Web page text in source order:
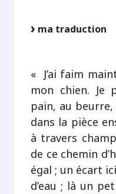
ma traduction
« J’ai faim
mon chien. Je
pain, au
dans la pièce
à travers
de ce chemin
égal ; un écart
d’eau ; là un